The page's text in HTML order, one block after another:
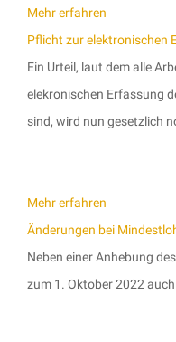
Mehr erfahren
Pflicht zur elektronischen
Ein Urteil, laut dem alle
elekronischen Erfassung
sind, wird nun gesetzlich
Mehr erfahren
Änderungen bei
Neben einer Anhebung
zum 1. Oktober 2022